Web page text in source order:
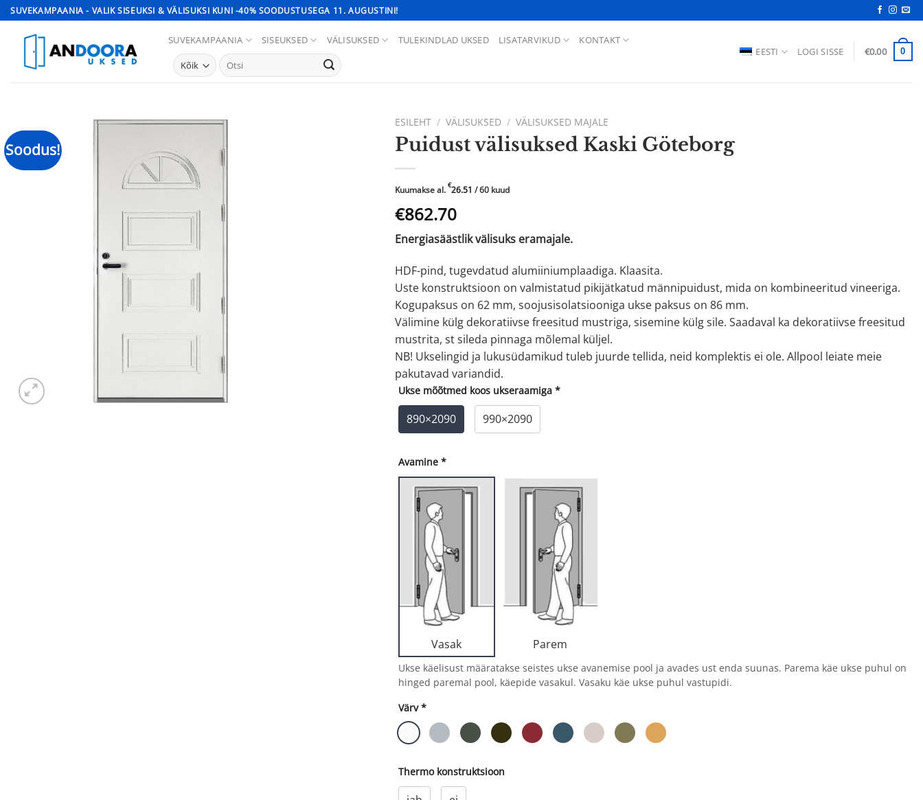
Skip
to
content
SUVEKAMPAANIA - VALIK SISEUKSI & VÄLISUKSI KUNI -40% SOODUSTUSEGA 11. AUGUSTINI!
SUVEKAMPAANIA SISEUKSED VÄLISUKSED TULEKINDLAD UKSED LISATARVIKUD KONTAKT
Otsi:
EESTI LOGI SISSE €0.00 0
Soodus!
ESILEHT / VÄLISUKSED / VÄLISUKSED MAJALE
Puidust välisuksed Kaski Göteborg
Kuumakse al. €26.51 / 60 kuud
Algne
hind
oli:
€1444.12.
€862.70Praegune
hind
on:
€862.70.
Energiasäästlik välisuks eramajale.
HDF-pind, tugevdatud alumiiniumplaadiga. Klaasita.
Uste konstruktsioon on valmistatud pikijätkatud männipuidust, mida on kombineeritud vineeriga.
Kogupaksus on 62 mm, soojusisolatsiooniga ukse paksus on 86 mm.
Välimine külg dekoratiivse freesitud mustriga, sisemine külg sile. Saadaval ka dekoratiivse freesitud
mustrita, st sileda pinnaga mõlemal küljel.
NB! Ukselingid ja lukusüdamikud tuleb juurde tellida, neid komplektis ei ole. Allpool leiate meie
pakutavad variandid.
Ukse mõõtmed koos ukseraamiga *
890×2090 990×2090
Avamine *
Vasak Parem
Ukse käelisust määratakse seistes ukse avanemise pool ja avades ust enda suunas. Parema käe ukse puhul on
hinged paremal pool, käepide vasakul. Vasaku käe ukse puhul vastupidi.
Värv *
Thermo konstruktsioon